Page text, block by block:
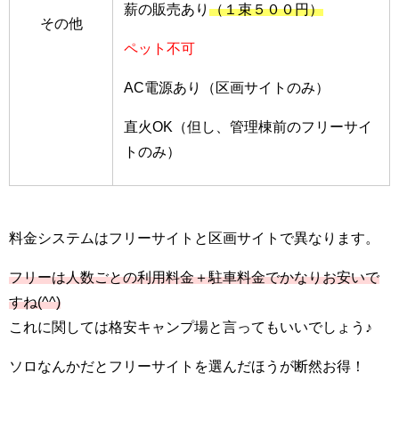
その他
薪の販売あり （１束５００円）
ペット不可
AC電源あり（区画サイトのみ）
直火OK（但し、管理棟前のフリーサイ
トのみ）
料金システムはフリーサイトと区画サイトで異なります。
フリーは人数ごとの利用料金＋駐車料金でかなりお安いで
すね(^^)
これに関しては格安キャンプ場と言ってもいいでしょう♪
ソロなんかだとフリーサイトを選んだほうが断然お得！